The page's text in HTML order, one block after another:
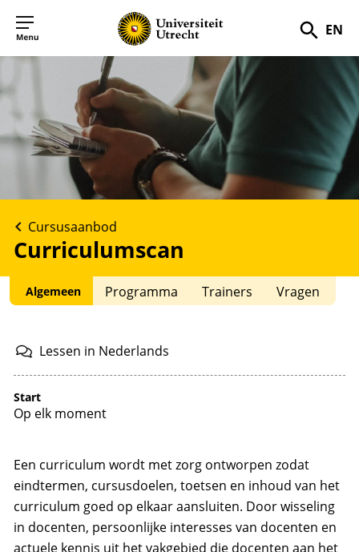
EN
Curriculumscan
Cursusaanbod
Algemeen Programma Trainers Vragen
Lessen in Nederlands
Start
Op elk moment
Een curriculum wordt met zorg ontworpen zodat
eindtermen, cursusdoelen, toetsen en inhoud van het
curriculum goed op elkaar aansluiten. Door wisseling
in docenten, persoonlijke interesses van docenten en
actuele kennis uit het vakgebied die docenten aan het